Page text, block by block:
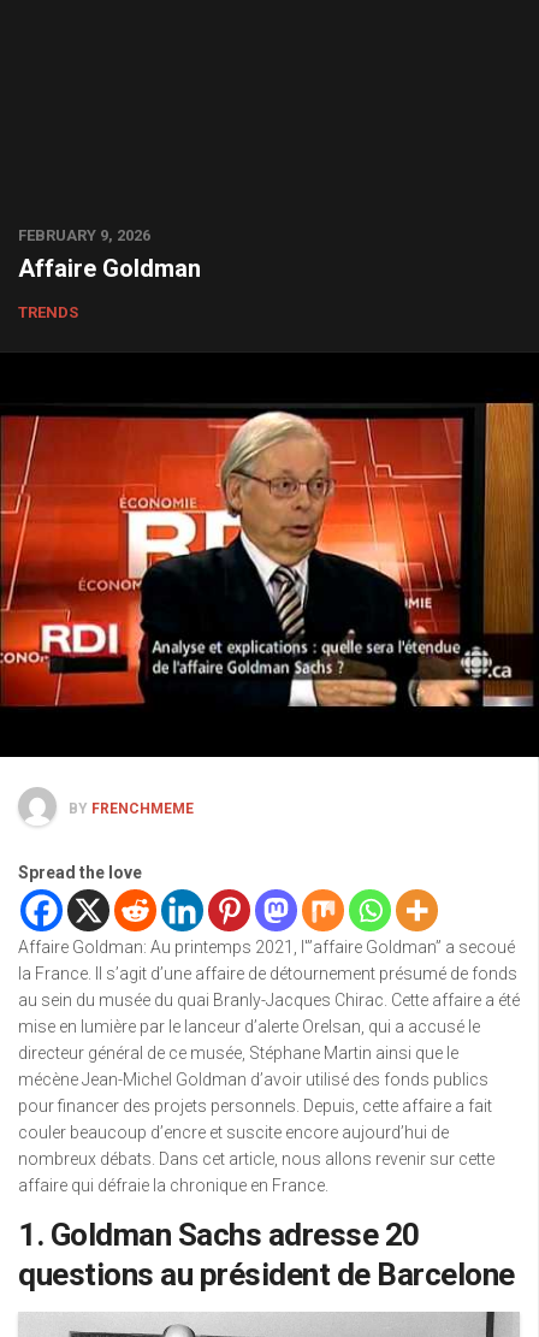
FEBRUARY 9, 2026
Affaire Goldman
TRENDS
BY FRENCHMEME
Spread the love
Affaire Goldman: Au printemps 2021, l'”affaire Goldman” a secoué
la France. Il s’agit d’une affaire de détournement présumé de fonds
au sein du musée du quai Branly-Jacques Chirac. Cette affaire a été
mise en lumière par le lanceur d’alerte Orelsan, qui a accusé le
directeur général de ce musée, Stéphane Martin ainsi que le
mécène Jean-Michel Goldman d’avoir utilisé des fonds publics
pour financer des projets personnels. Depuis, cette affaire a fait
couler beaucoup d’encre et suscite encore aujourd’hui de
nombreux débats. Dans cet article, nous allons revenir sur cette
affaire qui défraie la chronique en France.
1. Goldman Sachs adresse 20
questions au président de Barcelone